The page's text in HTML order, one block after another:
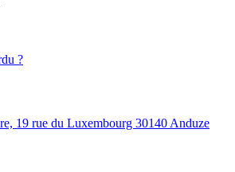
?
19 rue du Luxembourg 30140 Anduze